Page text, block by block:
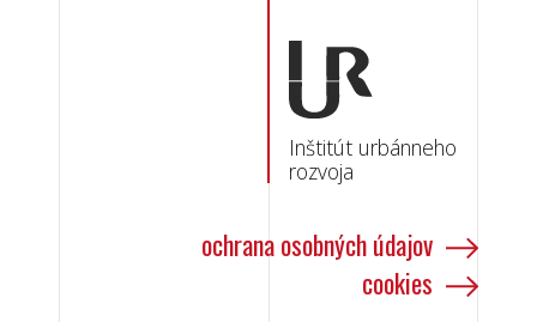
Inštitút urbánneho
rozvoja
ochrana osobných údajov
cookies